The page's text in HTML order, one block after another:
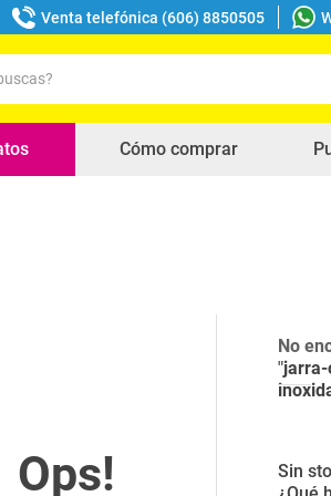
Venta telefónica (606) 8850505
Cómo comprar
No
"
Sin
buscados